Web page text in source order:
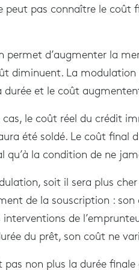
peut pas connaître le coût
permet d’augmenter la
diminuent. La
durée et le coût
cas, le coût réel du crédit
été soldé. Le coût final
qu’à la condition de ne
soit il sera plus
de la souscription :
interventions de
du prêt, son coût ne
pas non plus la durée finale